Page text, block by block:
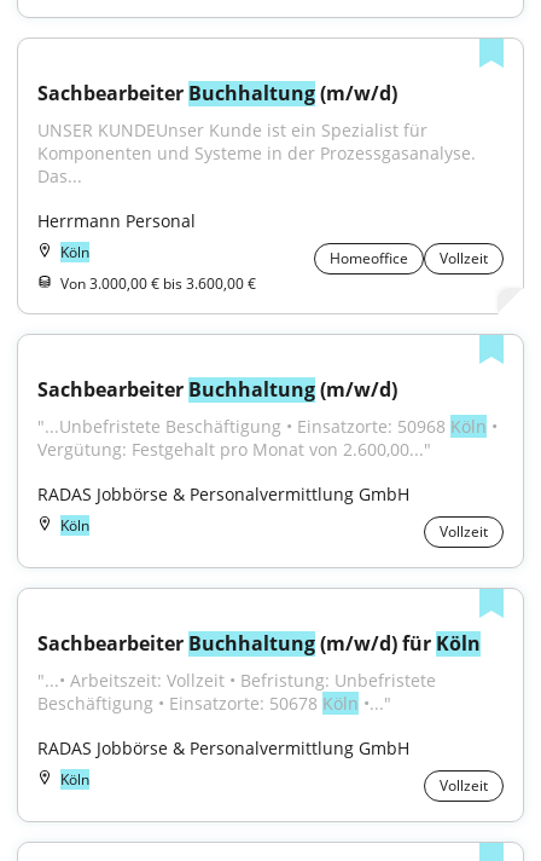
Sachbearbeiter Buchhaltung (m/w/d)
UNSER KUNDEUnser Kunde ist ein Spezialist für
Komponenten und Systeme in der Prozessgasanalyse.
Das...
Herrmann Personal
Köln Homeoffice
Vollzeit
Von 3.000,00 € bis 3.600,00 €
Sachbearbeiter Buchhaltung (m/w/d)
"...Unbefristete Beschäftigung • Einsatzorte: 50968 Köln •
Vergütung: Festgehalt pro Monat von 2.600,00..."
RADAS Jobbörse & Personalvermittlung GmbH
Köln Vollzeit
Sachbearbeiter Buchhaltung (m/w/d) für Köln
"...• Arbeitszeit: Vollzeit • Befristung: Unbefristete
Beschäftigung • Einsatzorte: 50678 Köln •..."
RADAS Jobbörse & Personalvermittlung GmbH
Köln Vollzeit